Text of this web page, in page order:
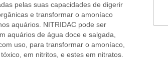
pelas suas capacidades de digerir
e transformar o amoníaco
aquários. NITRIDAC pode ser
aquários de água doce e salgada,
uso, para transformar o amoníaco,
em nitritos, e estes em nitratos.